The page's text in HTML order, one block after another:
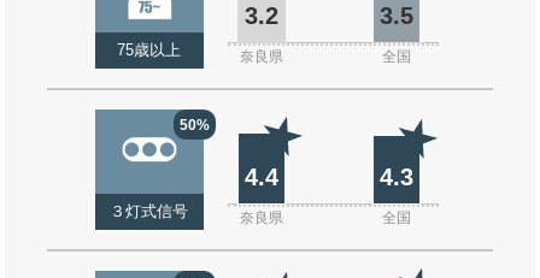
75歳以上
3.2 3.5
奈良県 全国
50%
３灯式信号
4.4 4.3
奈良県 全国